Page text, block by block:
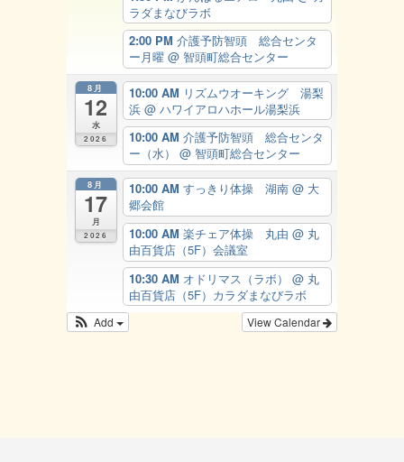
ラダまなびラボ
2:00 PM 介護予防智頭 総合センタ
ー月曜 @ 智頭町総合センター
8月
12
水
2026
10:00 AM リズムウオーキング 湯梨
浜 @ ハワイアロハホール湯梨浜
10:00 AM 介護予防智頭 総合センタ
ー（水） @ 智頭町総合センター
8月
17
月
2026
10:00 AM すっきり体操 湖南 @ 大
郷会館
10:00 AM 楽チェア体操 丸由 @ 丸
由百貨店（5F）会議室
10:30 AM オドリマス（ラボ） @ 丸
由百貨店（5F）カラダまなびラボ
View Calendar
Add